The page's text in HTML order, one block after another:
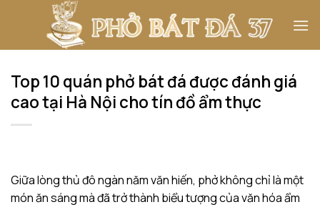
Top 10 quán phở bát đá được đánh giá
cao tại Hà Nội cho tín đồ ẩm thực
Giữa lòng thủ đô ngàn năm văn hiến, phở không chỉ là một
món ăn sáng mà đã trở thành biểu tượng của văn hóa ẩm